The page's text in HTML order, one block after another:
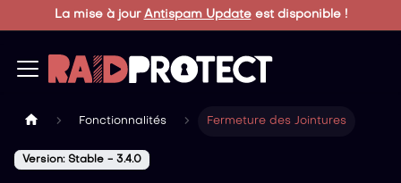
La mise à jour Antispam Updateest disponible !
Fonctionnalités Fermeture des Jointures
Version: Stable - 3.4.0